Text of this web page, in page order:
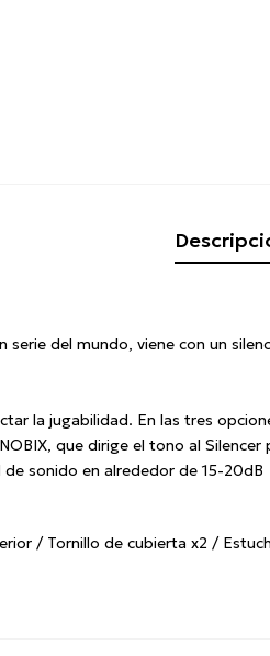
del mundo, viene con un
la jugabilidad. En las tres
que dirige el tono al Silencer
sonido en alrededor de 15-20dB
/ Tornillo de cubierta x2 /